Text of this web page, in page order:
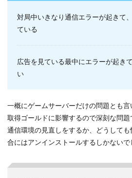
対局中いきなり通信エラーが起きて
ている
広告を見ている最中にエラーが起き
い
一概にゲームサーバーだけの問題とも
取得ゴールドに影響するので深刻な問題
通信環境の見直しをするか、どうして
合にはアンインストールするしかないで